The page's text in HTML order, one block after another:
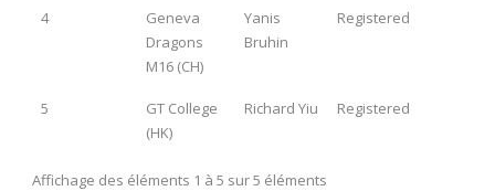
4
Geneva
Dragons
M16 (CH)
Yanis
Bruhin
Registered
5
GT College
(HK)
Richard Yiu Registered
Affichage des éléments 1 à 5 sur 5 éléments